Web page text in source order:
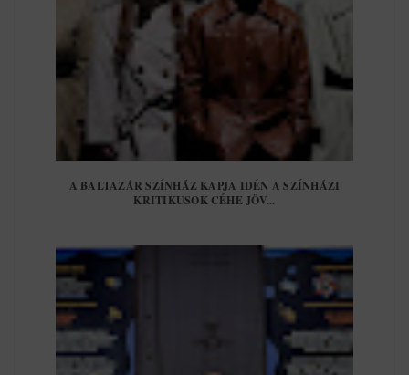
A BALTAZÁR SZÍNHÁZ KAPJA IDÉN A SZÍNHÁZI
KRITIKUSOK CÉHE JÖV...